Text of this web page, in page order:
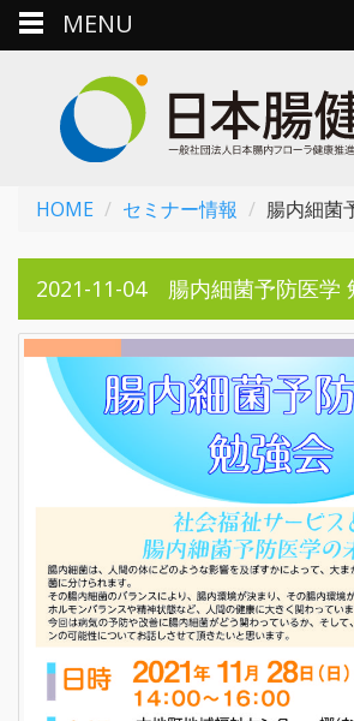
HOME セミナー情報 腸内細菌
2021-11-04 腸内細菌予防医学
MENU